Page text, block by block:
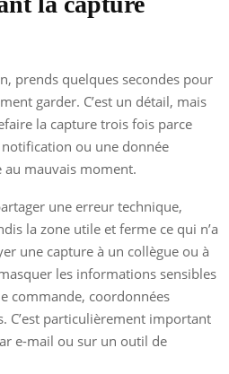
prends quelques secondes pour
garder. C’est un détail, mais
la capture trois fois parce
ou une donnée
au mauvais moment.
une erreur technique,
la zone utile et ferme ce qui n’a
une capture à un collègue ou à
les informations sensibles
commande, coordonnées
C’est particulièrement important
e-mail ou sur un outil de